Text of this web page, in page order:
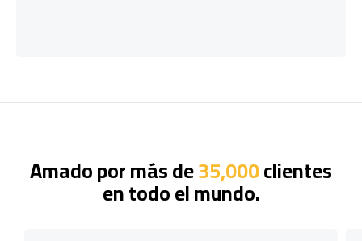
Amado por más de35,000clientes
en todo el mundo.